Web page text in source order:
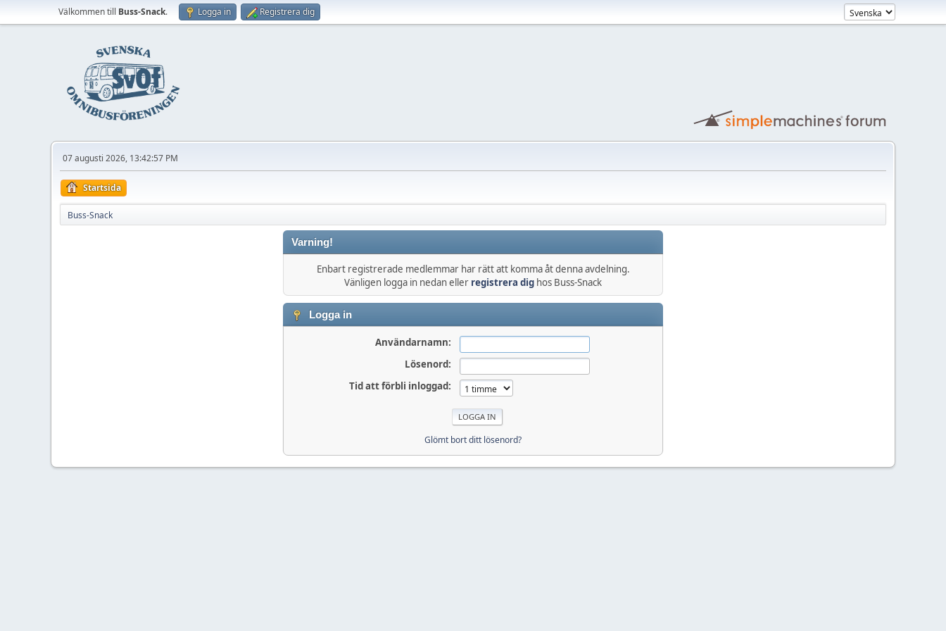
Välkommen till Buss-Snack. Logga in Registrera dig
07 augusti 2026, 13:42:57 PM
Startsida
Buss-Snack
Varning!
Enbart registrerade medlemmar har rätt att komma åt denna avdelning.
Vänligen logga in nedan eller registrera dig hos Buss-Snack
Logga in
Användarnamn:
Lösenord:
Tid att förbli inloggad:
Glömt bort ditt lösenord?